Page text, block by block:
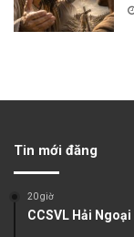
Tin mới đăng
20 giờ
CCSVL Hải